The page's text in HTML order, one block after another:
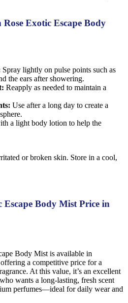
Rose Exotic Escape Body
Spray lightly on pulse points such as
the ears after showering.
Reapply as needed to maintain a
Use after a long day to create a
a light body lotion to help the
or broken skin. Store in a cool,
Escape Body Mist Price in
Body Mist is available in
a competitive price for a
At this value, it’s an excellent
wants a long-lasting, fresh scent
perfumes—ideal for daily wear and